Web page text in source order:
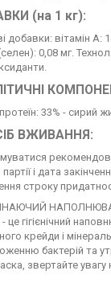
(на 1 кг):
добавки: вітамін A:
0,08 мг.
33% - сирий
ВЖИВАННЯ:
і дата
строку
- це гігієнічний
крейди і
бактерій та
звертайте